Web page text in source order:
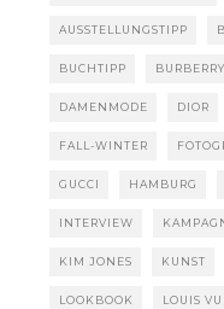
AUSSTELLUNGSTIPP
BUCHTIPP BURBERRY
DAMENMODE DIOR
FALL-WINTER
GUCCI HAMBURG
INTERVIEW
KIM JONES KUNST
LOOKBOOK LOUIS